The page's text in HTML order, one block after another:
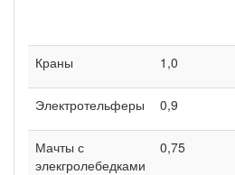
Краны 1,0
Электротельферы 0,9
Мачты с
элекгролебедками
0,75